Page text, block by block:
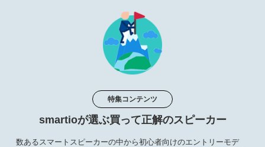
特集コンテンツ
smartioが選ぶ買って正解のスピーカー
数あるスマートスピーカーの中から初心者向けのエントリーモデ